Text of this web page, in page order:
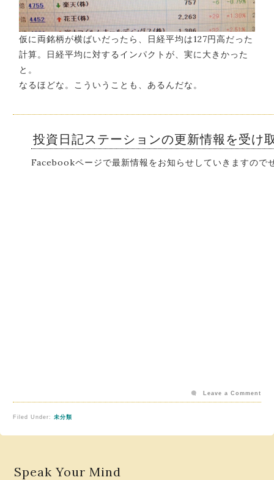
仮に両銘柄が横ばいだったら、日経平均は127円高だった
計算。日経平均に対するインパクトが、実に大きかった
と。
なるほどな。こういうことも、あるんだな。
投資日記ステーションの更新情報を受け
Facebookページで最新情報をお知らせしていきますので
Filed Under: 未分類
Leave a Comment
Speak Your Mind